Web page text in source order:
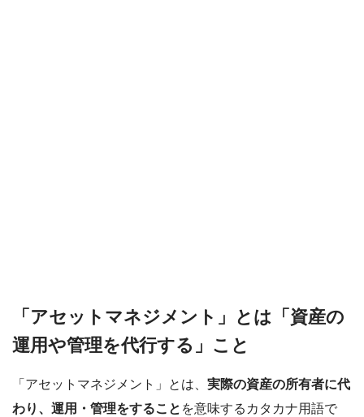
「アセットマネジメント」とは「資産の
運用や管理を代行する」こと
「アセットマネジメント」とは、 実際の資産の所有者に代
わり、運用・管理をすること を意味するカタカナ用語で